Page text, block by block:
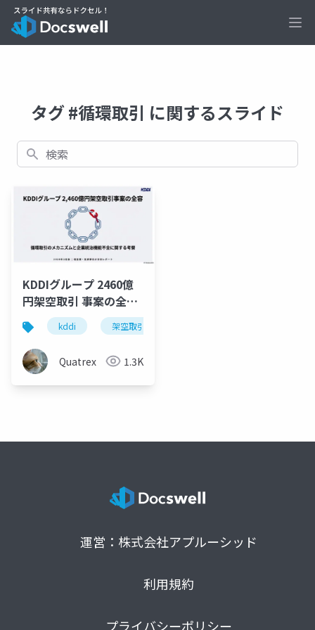
タグ #循環取引 に関するスライド
検索
KDDIグループ 2460億
円架空取引 事案の全容
分析
kddi 架空取引
Quatrex 1.3K
運営：株式会社アプルーシッド
利用規約
プライバシーポリシー